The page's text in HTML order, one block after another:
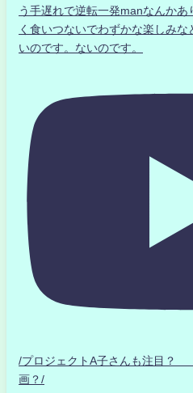
う手遅れで逆転一発manなんかあ
く食いつないでわずかな楽しみ
いのです。ないのです。
/プロジェクトA子さんも注目？
画？/